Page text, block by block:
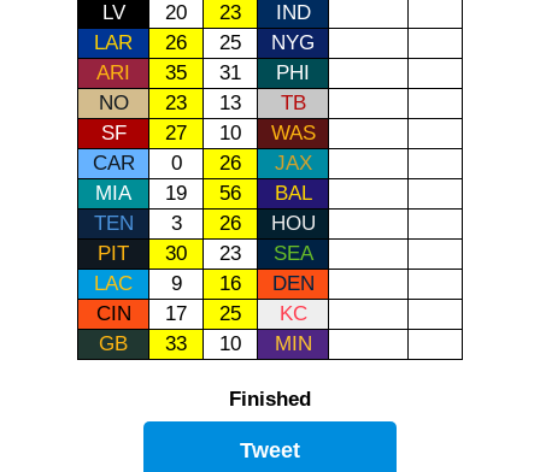
LV
20 23
IND
LAR
26 25
NYG
ARI
35 31
PHI
NO
23 13
TB
SF
27 10
WAS
CAR
0 26
JAX
MIA
19 56
BAL
TEN
3 26
HOU
PIT
30 23
SEA
LAC
9 16
DEN
CIN
17 25
KC
GB
33 10 MIN
Finished
Tweet